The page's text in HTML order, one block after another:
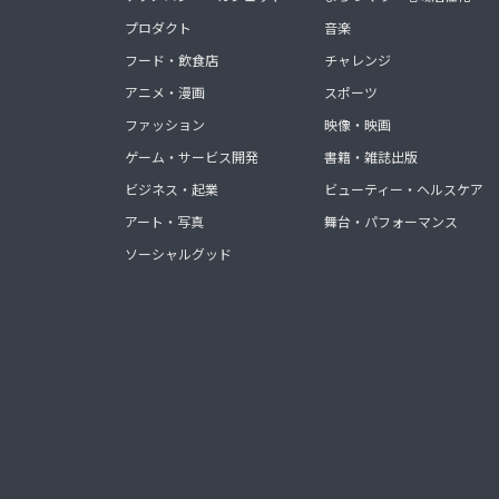
プロダクト
フード・飲食店
アニメ・漫画
ファッション
ゲーム・サービス開発
ビジネス・起業
アート・写真
ソーシャルグッド
音楽
チャレンジ
スポーツ
映像・映画
書籍・雑誌出版
ビューティー・ヘルスケア
舞台・パフォーマンス